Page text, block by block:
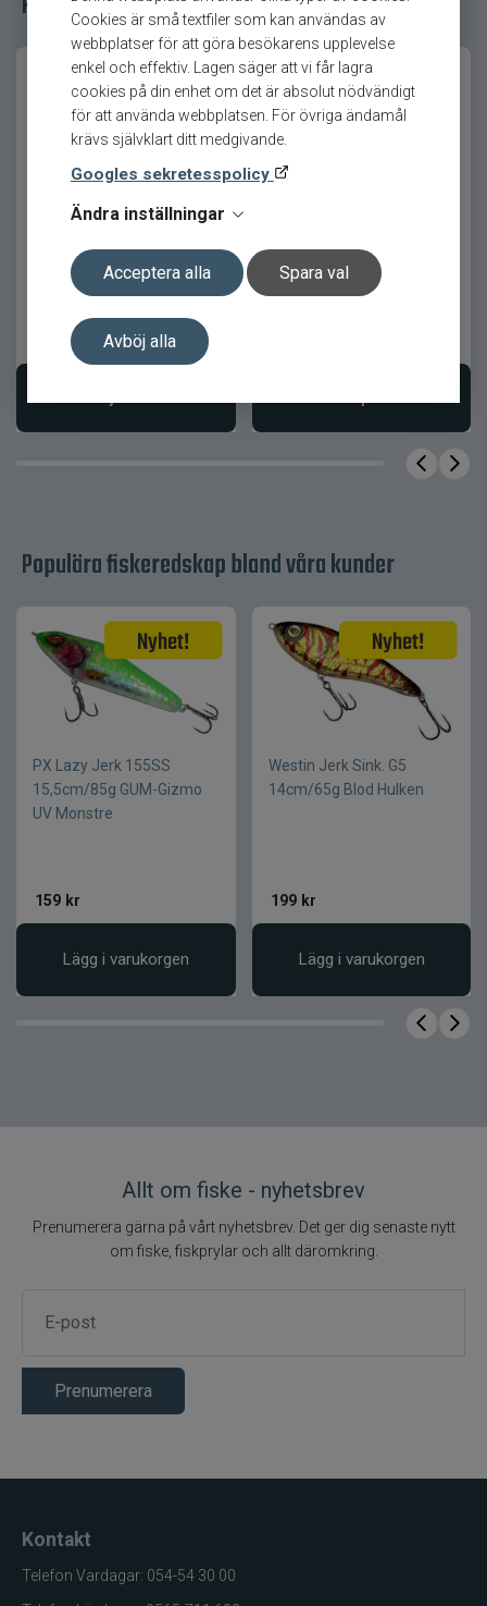
Cookies är små textfiler som kan användas av
webbplatser för att göra besökarens upplevelse
enkel och effektiv. Lagen säger att vi får lagra
cookies på din enhet om det är absolut nödvändigt
för att använda webbplatsen. För övriga ändamål
krävs självklart ditt medgivande.
Googles sekretesspolicy
Ändra inställningar
Acceptera alla Spara val
Avböj alla
fiskens aktivitet.
Beprövat resultat i många vatten
Lillsläpet Långedrag har dokumenterat goda
fångster i såväl insjöar som större fjällvatten.
att betet fortsätter prestera även i svåra
förhållanden.
Finns i flera färger och varianter för att möta
olika ljusförhållanden och fisketryck.
Produktfördelar
Optimerad för långsam rodd och
Längd
Vikt
varierar beroende på
variant
Egenskap Flerskeds betessläp
Kropp
VM-Släpet Långedrag
kr Ord. pris 189 kr
Populära fiskeredskap bland våra kunder
PX Lazy Jerk 155SS
15,5cm/85g GUM-Gizmo
UV Monstre
159 kr
Lägg i varukorgen
Westin Jerk Sink. G5
14cm/65g Blod Hulken
199 kr
Lägg i varukorgen
Allt om fiske - nyhetsbrev
Prenumerera gärna på vårt nyhetsbrev. Det ger dig senaste nytt
om fiske, fiskprylar och allt däromkring.
Prenumerera
Kontakt
Telefon Vardagar: 054-54 30 00